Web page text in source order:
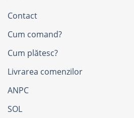
Contact
Cum comand?
Cum plătesc?
Livrarea comenzilor
ANPC
SOL